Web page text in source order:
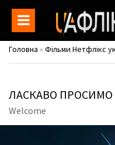
Головна » Фільми Нетфлікс
ЛАСКАВО
Welcome